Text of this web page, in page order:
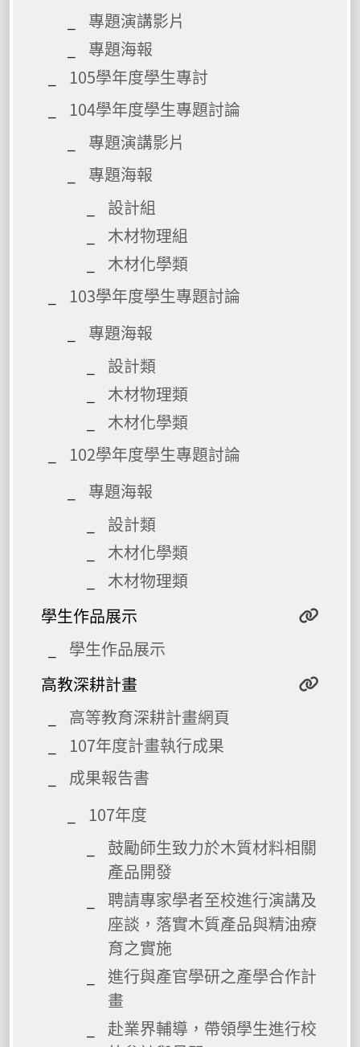
專題演講影片
專題海報
105學年度學生專討
104學年度學生專題討論
專題演講影片
專題海報
設計組
木材物理組
木材化學類
103學年度學生專題討論
專題海報
設計類
木材物理類
木材化學類
102學年度學生專題討論
專題海報
設計類
木材化學類
木材物理類
學生作品展示
學生作品展示
高教深耕計畫
高等教育深耕計畫網頁
107年度計畫執行成果
成果報告書
107年度
鼓勵師生致力於木質材料相關
產品開發
聘請專家學者至校進行演講及
座談，落實木質產品與精油療
育之實施
進行與產官學研之產學合作計
畫
赴業界輔導，帶領學生進行校